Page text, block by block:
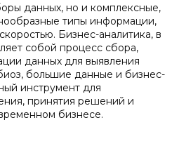
данных, но и комплексные,
типы информации,
Бизнес-аналитика, в
собой процесс сбора,
данных для выявления
большие данные и бизнес-
инструмент для
принятия решений и
бизнесе.